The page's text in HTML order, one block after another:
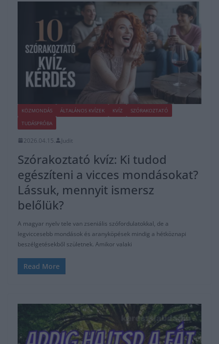
KÖZMONDÁS ÁLTALÁNOS KVÍZEK KVÍZ
SZÓRAKOZTATÓ
TUDÁSPRÓBA
2026.04.15. Judit
Szórakoztató kvíz: Ki tudod
egészíteni a vicces mondásokat?
Lássuk, mennyit ismersz
belőlük?
A magyar nyelv tele van zseniális szófordulatokkal, de a
legviccesebb mondások és aranyköpések mindig a hétköznapi
beszélgetésekből születnek. Amikor valaki
Read More